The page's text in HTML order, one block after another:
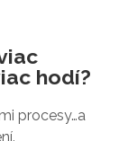
hodí?
procesy…a